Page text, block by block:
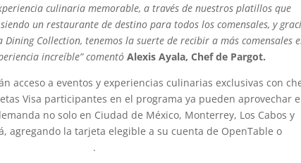
culinaria memorable, a través de nuestros platillos que
un restaurante de destino para todos los comensales, y
Collection, tenemos la suerte de recibir a más comensales
increíble” comentóAlexis Ayala, Chef de Pargot.
acceso a eventos y experiencias culinarias exclusivas con
Visa participantes en el programa ya pueden aprovechar
no solo en Ciudad de México, Monterrey, Los Cabos y
agregando la tarjeta elegible a su cuenta de OpenTable o
.